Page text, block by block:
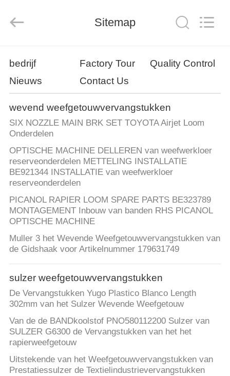
PRODUCTEN
OVER
ONS
FABRIEKSREIS
KWALITEITSCONTROLE
CONTACTEER
ONS
NIEUWS
VRAAG
EEN
OFFERTE
AAN
Export
Co.,Ltd.
Sitemap
bedrijf Factory Tour
Quality Control
Nieuws
Contact Us
wevend weefgetouwvervangstukken
SIX NOZZLE MAIN BRK SET TOYOTA Airjet Loom
Onderdelen
OPTISCHE MACHINE DELLEREN van weefwerkloer
reserveonderdelen METTELING INSTALLATIE
BE921344 INSTALLATIE van weefwerkloer
reserveonderdelen
PICANOL RAPIER LOOM SPARE PARTS BE323789
MONTAGEMENT Inbouw van banden RHS PICANOL
OPTISCHE MACHINE
Muller 3 het Wevende Weefgetouwvervangstukken van
de Gidshaak voor Artikelnummer 179631749
sulzer weefgetouwvervangstukken
De Vervangstukken Yugo Plastico Blanco Length
302mm van het Sulzer Wevende Weefgetouw
Van de de BANDkoolstof PNO580112200 Sulzer van
SULZER G6300 de Vervangstukken van het het
rapierweefgetouw
Uitstekende van het Weefgetouwvervangstukken van
Prestatiessulzer de Textielindustrievervangstukken